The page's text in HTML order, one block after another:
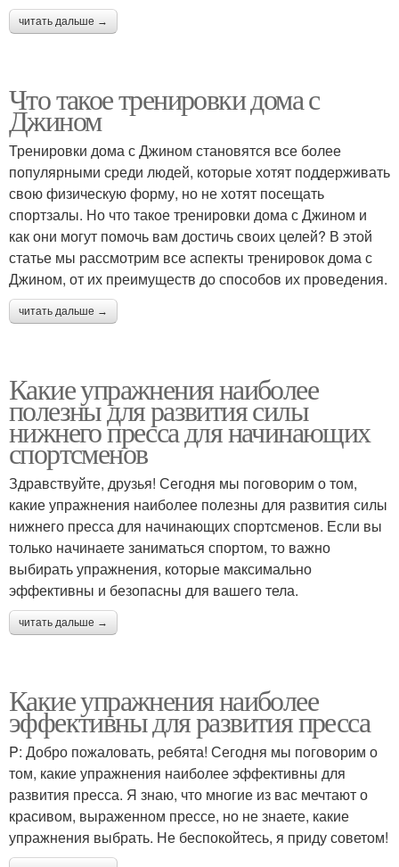
читать дальше →
Что такое тренировки дома с
Джином
Тренировки дома с Джином становятся все более
популярными среди людей, которые хотят поддерживать
свою физическую форму, но не хотят посещать
спортзалы. Но что такое тренировки дома с Джином и
как они могут помочь вам достичь своих целей? В этой
статье мы рассмотрим все аспекты тренировок дома с
Джином, от их преимуществ до способов их проведения.
читать дальше →
Какие упражнения наиболее
полезны для развития силы
нижнего пресса для начинающих
спортсменов
Здравствуйте, друзья! Сегодня мы поговорим о том,
какие упражнения наиболее полезны для развития силы
нижнего пресса для начинающих спортсменов. Если вы
только начинаете заниматься спортом, то важно
выбирать упражнения, которые максимально
эффективны и безопасны для вашего тела.
читать дальше →
Какие упражнения наиболее
эффективны для развития пресса
P: Добро пожаловать, ребята! Сегодня мы поговорим о
том, какие упражнения наиболее эффективны для
развития пресса. Я знаю, что многие из вас мечтают о
красивом, выраженном прессе, но не знаете, какие
упражнения выбрать. Не беспокойтесь, я приду советом!